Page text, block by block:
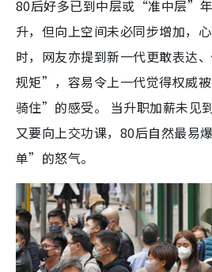
80后好多已到中层或“准中层”
升，但向上空间未必同步增加，
时，网友亦提到新一代更敢表达
规矩”，容易令上一代觉得权威
骑住”的感受。 当升职加薪未见
又要向上交功课，80后自然最易
单”的怒气。